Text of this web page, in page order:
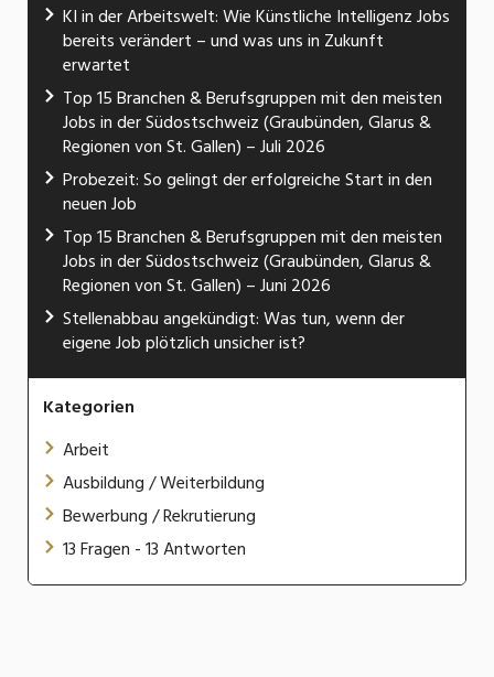
KI in der Arbeitswelt: Wie Künstliche Intelligenz Jobs
bereits verändert – und was uns in Zukunft
erwartet
Top 15 Branchen & Berufsgruppen mit den meisten
Jobs in der Südostschweiz (Graubünden, Glarus &
Regionen von St. Gallen) – Juli 2026
Probezeit: So gelingt der erfolgreiche Start in den
neuen Job
Top 15 Branchen & Berufsgruppen mit den meisten
Jobs in der Südostschweiz (Graubünden, Glarus &
Regionen von St. Gallen) – Juni 2026
Stellenabbau angekündigt: Was tun, wenn der
eigene Job plötzlich unsicher ist?
Kategorien
Arbeit
Ausbildung / Weiterbildung
Bewerbung / Rekrutierung
13 Fragen - 13 Antworten